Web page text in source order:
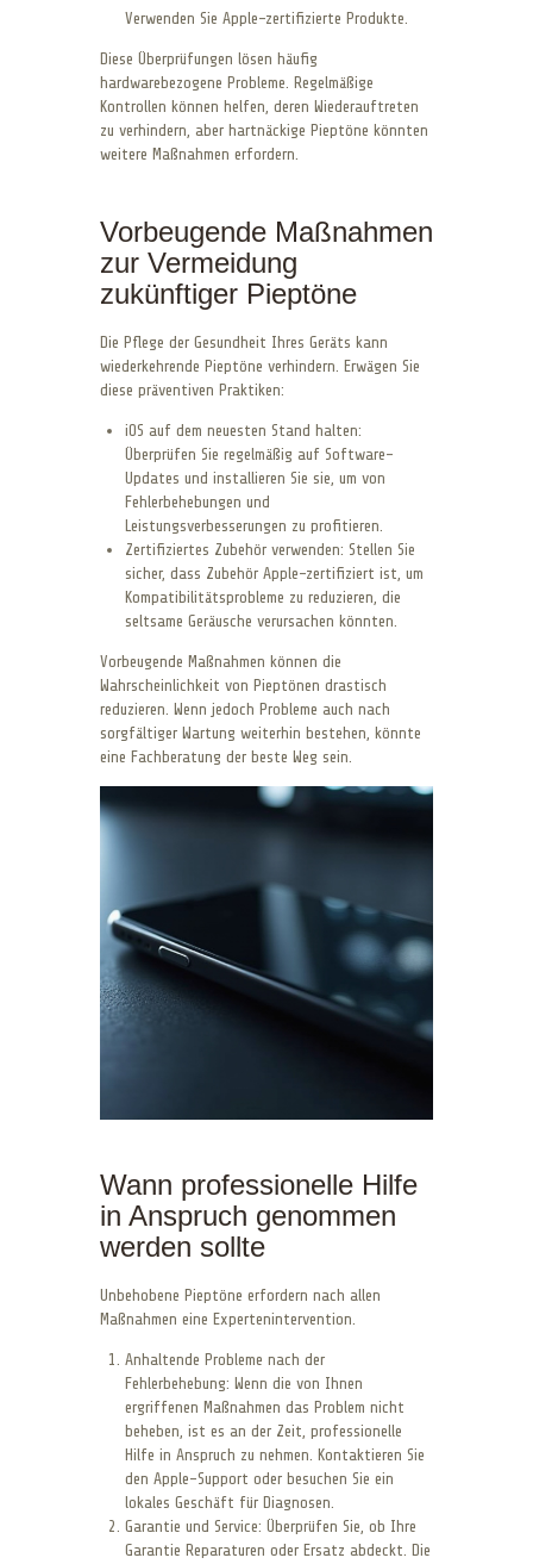
Verwenden Sie Apple-zertifizierte Produkte.
Diese Überprüfungen lösen häufig
hardwarebezogene Probleme. Regelmäßige
Kontrollen können helfen, deren Wiederauftreten
zu verhindern, aber hartnäckige Pieptöne könnten
weitere Maßnahmen erfordern.
Vorbeugende Maßnahmen
zur Vermeidung
zukünftiger Pieptöne
Die Pflege der Gesundheit Ihres Geräts kann
wiederkehrende Pieptöne verhindern. Erwägen Sie
diese präventiven Praktiken:
iOS auf dem neuesten Stand halten:
Überprüfen Sie regelmäßig auf Software-
Updates und installieren Sie sie, um von
Fehlerbehebungen und
Leistungsverbesserungen zu profitieren.
Zertifiziertes Zubehör verwenden: Stellen Sie
sicher, dass Zubehör Apple-zertifiziert ist, um
Kompatibilitätsprobleme zu reduzieren, die
seltsame Geräusche verursachen könnten.
Vorbeugende Maßnahmen können die
Wahrscheinlichkeit von Pieptönen drastisch
reduzieren. Wenn jedoch Probleme auch nach
sorgfältiger Wartung weiterhin bestehen, könnte
eine Fachberatung der beste Weg sein.
Wann professionelle Hilfe
in Anspruch genommen
werden sollte
Unbehobene Pieptöne erfordern nach allen
Maßnahmen eine Expertenintervention.
Anhaltende Probleme nach der
Fehlerbehebung: Wenn die von Ihnen
ergriffenen Maßnahmen das Problem nicht
beheben, ist es an der Zeit, professionelle
Hilfe in Anspruch zu nehmen. Kontaktieren Sie
den Apple-Support oder besuchen Sie ein
lokales Geschäft für Diagnosen.
Garantie und Service: Überprüfen Sie, ob Ihre
Garantie Reparaturen oder Ersatz abdeckt. Die